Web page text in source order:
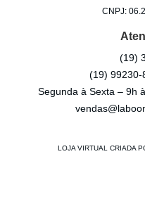
CNPJ:
(19)
(19) 99230-
Segunda à Sexta – 9h
LOJA VIRTUAL CRIADA